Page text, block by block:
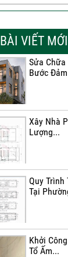
BÀI VIẾT
Sửa
Bước
Xây Nhà
Lượng...
Quy Trình
Tại
Khởi
Tổ Ấm...